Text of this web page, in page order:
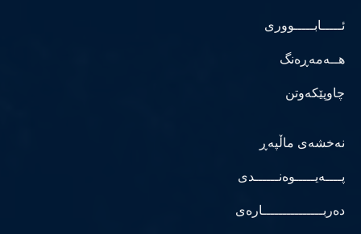
ئـــــابـــــووری
هــەمەڕەنگ
چاوپێکەوتن
نەخشەی ماڵپەڕ
پــــەیـــــوەنــــــدی
دەربـــــــــــــــارەی